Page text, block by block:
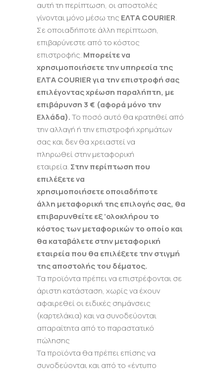
αυτή τη περίπτωση, οι αποστολές
γίνονται μόνο μέσω της ΕΛΤΑ COURIER.
Σε οποιαδήποτε άλλη περίπτωση,
επιβαρύνεστε από το κόστος
επιστροφής. Μπορείτε να
χρησιμοποιήσετε την υπηρεσία της
ΕΛΤΑ COURIER για την επιστροφή σας
επιλέγοντας χρέωση παραλήπτη, με
επιβάρυνση 3 € (αφορά μόνο την
Ελλάδα).Το ποσό αυτό θα κρατηθεί από
την αλλαγή ή την επιστροφή χρημάτων
σας και δεν θα χρειαστεί να
πληρωθεί στην μεταφορική
εταιρεία. Στην περίπτωση που
επιλέξετε να
χρησιμοποιήσετε οποιαδήποτε
άλλη μεταφορική της επιλογής σας, θα
επιβαρυνθείτε εξ ‘ολοκλήρου το
κόστος των μεταφορικών το οποίο και
θα καταβάλετε στην μεταφορική
εταιρεία που θα επιλέξετε την στιγμή
της αποστολής του δέματος.
Τα προϊόντα πρέπει να επιστρέφονται σε
άριστη κατάσταση, χωρίς να έχουν
αφαιρεθεί οι ειδικές σημάνσεις
(καρτελάκια) και να συνοδεύονται
απαραίτητα από το παραστατικό
πώλησης
Τα προϊόντα θα πρέπει επίσης να
συνοδεύονται και από το «έντυπο